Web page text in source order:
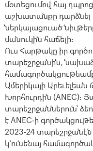
մօտեցումով հայ
աշխատանքը դարձնել
ներկայացուած
մանուկին հաճելի։
Ուս Հարթակը իր
տարեշրջանին,
Ամերիկայի
Խորհուրդին (ANEC)։
տարեշրջաններուն՝
է ANEC-ի
2023-24
կ՚ունենայ